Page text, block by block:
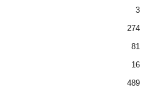
3
274
81
16
489